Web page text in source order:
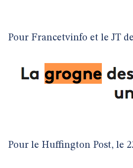
Pour Francetvinfo et le JT
Pour le Huffington Post, le